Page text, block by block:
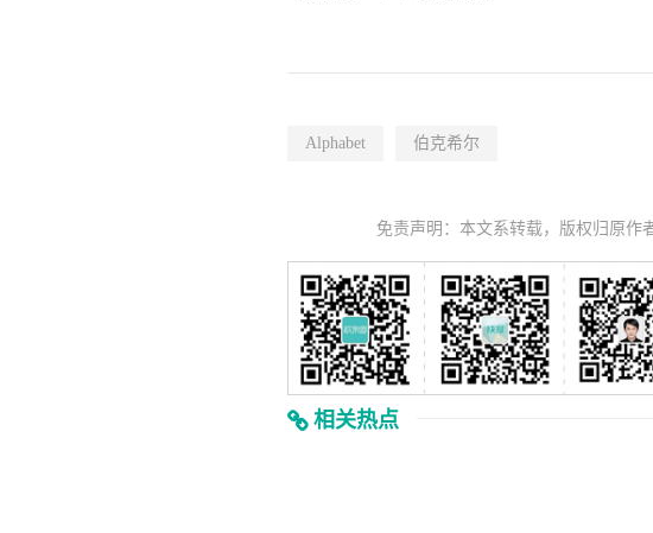
Alphabet 伯克希尔
免责声明：本文系转载，版权归原作
相关热点